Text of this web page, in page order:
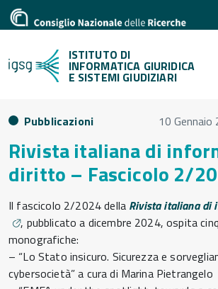
ISTITUTO DI
INFORMATICA GIURIDICA
E SISTEMI GIUDIZIARI
Pubblicazioni 10 Gennaio
Rivista italiana di
diritto – Fascicolo 2/
Il fascicolo 2/2024 della Rivista italiana di
, pubblicato a dicembre 2024, ospita
monografiche:
– “Lo Stato insicuro. Sicurezza e
cybersocietà” a cura di Marina Pietrangelo